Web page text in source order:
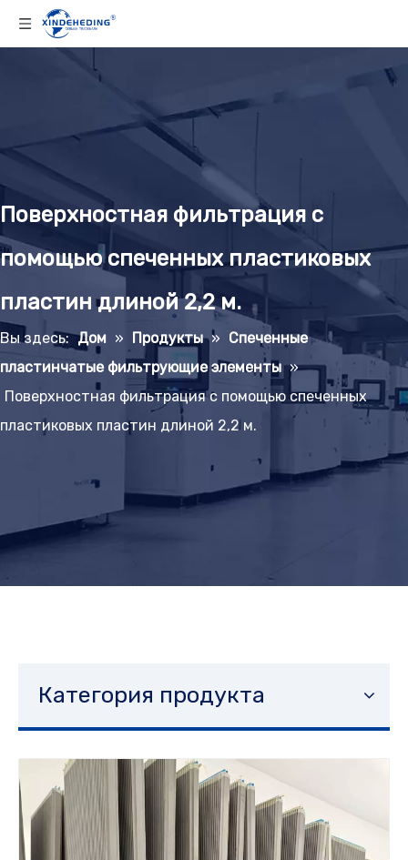
Поверхностная фильтрация с
помощью спеченных пластиковых
пластин длиной 2,2 м.
Вы здесь: Дом » Продукты » Спеченные
пластинчатые фильтрующие элементы »
Поверхностная фильтрация с помощью спеченных
пластиковых пластин длиной 2,2 м.
Категория продукта